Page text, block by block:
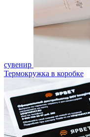
сувенир
Термокружка в коробке